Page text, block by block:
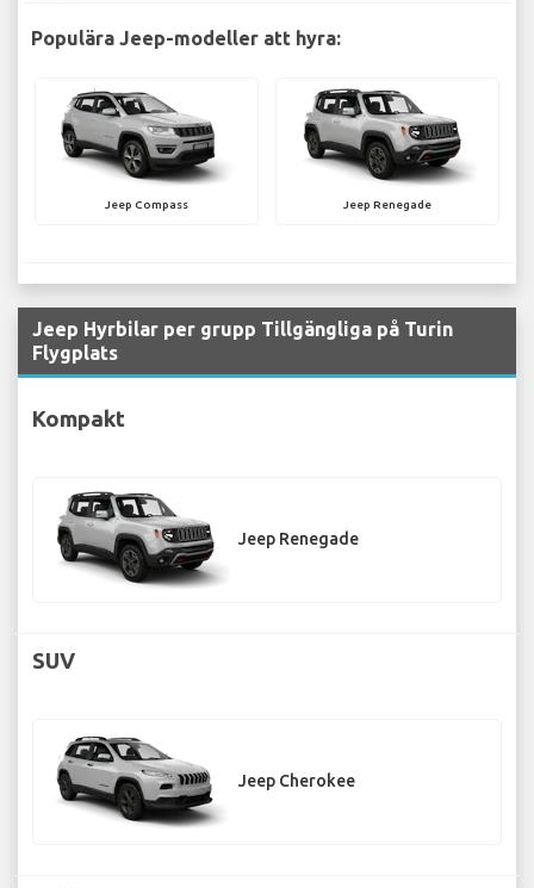
Populära Jeep-modeller att hyra:
Jeep Compass Jeep Renegade
Jeep Hyrbilar per grupp Tillgängliga på Turin
Flygplats
Kompakt
Jeep Renegade
SUV
Jeep Cherokee